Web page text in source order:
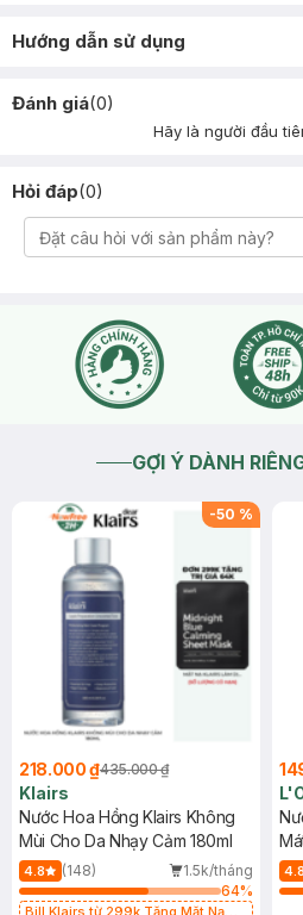
Hướng dẫn sử dụng
Đánh giá(0)
Hãy là người đầu
Hỏi đáp(0)
GỢI Ý DÀNH
-50 %
218.000 ₫435.000 ₫
Klairs
Nước Hoa Hồng Klairs Không
Mùi Cho Da Nhạy Cảm 180ml
4.8 (148)
1.5k/tháng
64%
Bill Klairs từ 299k Tặng Mặt Nạ
4.8